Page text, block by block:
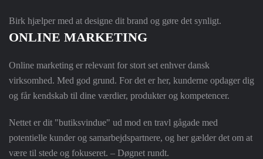
Birk hjælper med at designe dit brand og gøre det synligt.
ONLINE MARKETING
Online marketing er relevant for stort set enhver dansk
virksomhed. Med god grund. For det er her, kunderne opdager dig
og får kendskab til dine værdier, produkter og kompetencer.
Nettet er dit "butiksvindue" ud mod en travl gågade med
potentielle kunder og samarbejdspartnere, og her gælder det om at
være til stede og fokuseret. – Døgnet rundt.